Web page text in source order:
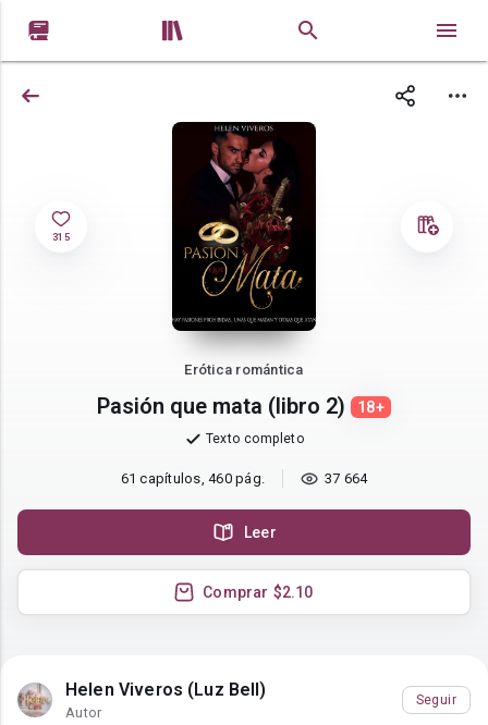
 
315
Erótica romántica
Pasión que mata (libro 2) 18+
Texto completo
61 capítulos, 460 pág. 37 664
Leer
Comprar $2.10
Helen Viveros (Luz Bell)
Autor
Seguir